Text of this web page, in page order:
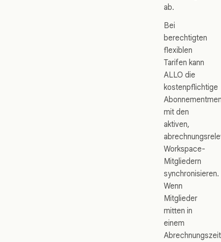
ab.
Bei
berechtigten
flexiblen
Tarifen kann
ALLO die
kostenpflichtige
mit den
aktiven,
Workspace-
Mitgliedern
synchronisieren.
Wenn
Mitglieder
mitten in
einem